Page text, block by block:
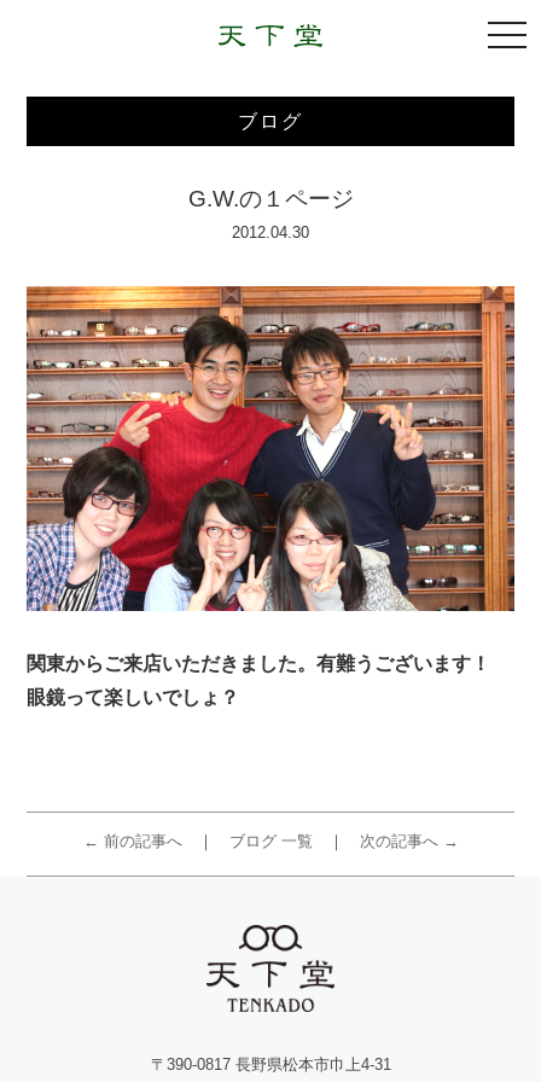
ブログ
G.W.の１ページ
2012.04.30
関東からご来店いただきました。有難うございます！
眼鏡って楽しいでしょ？
← 前の記事へ ブログ 一覧 次の記事へ →
〒390-0817 長野県松本市巾上4-31